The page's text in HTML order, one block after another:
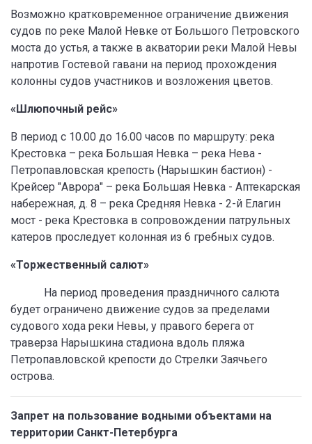
Возможно кратковременное ограничение движения
судов по реке Малой Невке от Большого Петровского
моста до устья, а также в акватории реки Малой Невы
напротив Гостевой гавани на период прохождения
колонны судов участников и возложения цветов.
«Шлюпочный рейс»
В период с 10.00 до 16.00 часов по маршруту: река
Крестовка – река Большая Невка – река Нева -
Петропавловская крепость (Нарышкин бастион) -
Крейсер "Аврора" – река Большая Невка - Аптекарская
набережная, д. 8 – река Средняя Невка - 2-й Елагин
мост - река Крестовка в сопровождении патрульных
катеров проследует колонная из 6 гребных судов.
«Торжественный салют»
На период проведения праздничного салюта
будет ограничено движение судов за пределами
судового хода реки Невы, у правого берега от
траверза Нарышкина стадиона вдоль пляжа
Петропавловской крепости до Стрелки Заячьего
острова.
Запрет на пользование водными объектами на
территории Санкт-Петербурга